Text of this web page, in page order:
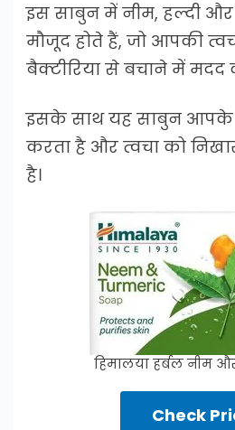
इस साबुन में नीम, हल्दी
मौजूद होते हैं, जो आपकी
बैक्टीरिया से बचाने में मदद
इसके साथ यह साबुन आपके
करता है और त्वचा को
है।
हिमालया हर्बल नीम
Check